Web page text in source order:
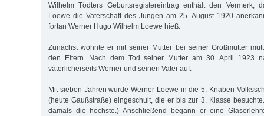
Wilhelm Tödters Geburtsregistereintrag enthält den Vermerk,
Loewe die Vaterschaft des Jungen am 25. August 1920
fortan Werner Hugo Wilhelm Loewe hieß.
Zunächst wohnte er mit seiner Mutter bei seiner Großmutter
den Eltern. Nach dem Tod seiner Mutter am 30. April 1923
väterlicherseits Werner und seinen Vater auf.
Mit sieben Jahren wurde Werner Loewe in die 5. Knaben-
(heute Gaußstraße) eingeschult, die er bis zur 3. Klasse
damals die höchste.) Anschließend begann er eine